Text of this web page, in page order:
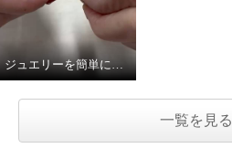
ジュエリーを簡単に装着出来るご便利パーツ
一覧を見る